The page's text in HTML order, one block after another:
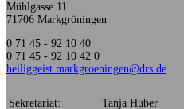
Mühlgasse 11
71706 Markgröningen
0 71 45 - 92 10 40
0 71 45 - 92 10 42 0
heiliggeist.markgroeningen@drs.de
Sekretariat: Tanja Huber